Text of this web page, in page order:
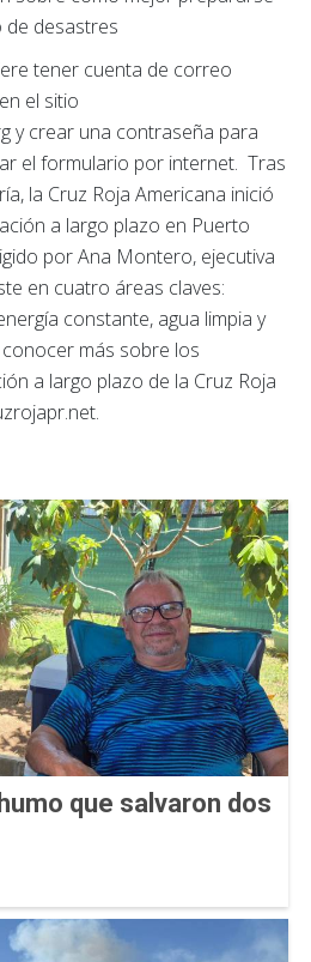
de desastres
tener cuenta de correo
el sitio
y crear una contraseña para
el formulario por internet. Tras
la Cruz Roja Americana inició
a largo plazo en Puerto
por Ana Montero, ejecutiva
en cuatro áreas claves:
constante, agua limpia y
más sobre los
a largo plazo de la Cruz Roja
que salvaron dos